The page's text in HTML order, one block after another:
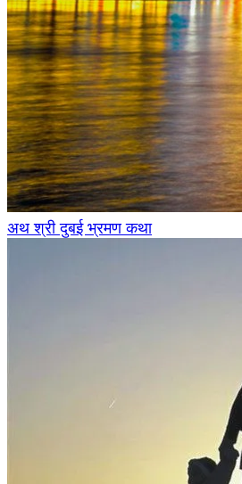
अथ श्री दुबई भ्रमण कथा